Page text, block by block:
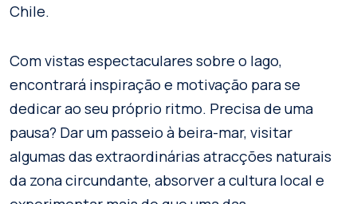
Chile.
Com vistas espectaculares sobre o lago,
encontrará inspiração e motivação para se
dedicar ao seu próprio ritmo. Precisa de uma
pausa? Dar um passeio à beira-mar, visitar
algumas das extraordinárias atracções naturais
da zona circundante, absorver a cultura local e